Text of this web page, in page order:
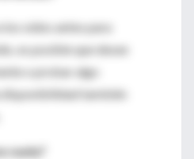
los oídos antes para
es posible que desee
o probar algo
también
nada?